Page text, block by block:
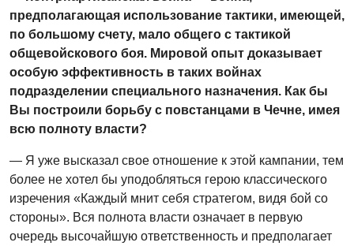
предполагающая использование тактики, имеющей,
по большому счету, мало общего с тактикой
общевойскового боя. Мировой опыт доказывает
особую эффективность в таких войнах
подразделении специального назначения. Как бы
Вы построили борьбу с повстанцами в Чечне, имея
всю полноту власти?
— Я уже высказал свое отношение к этой кампании, тем
более не хотел бы уподобляться герою классического
изречения «Каждый мнит себя стратегом, видя бой со
стороны». Вся полнота власти означает в первую
очередь высочайшую ответственность и предполагает